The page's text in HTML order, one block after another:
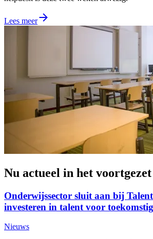
Lees meer
Nu actueel in het
Onderwijssector sluit aan bij
investeren in talent voor
Nieuws